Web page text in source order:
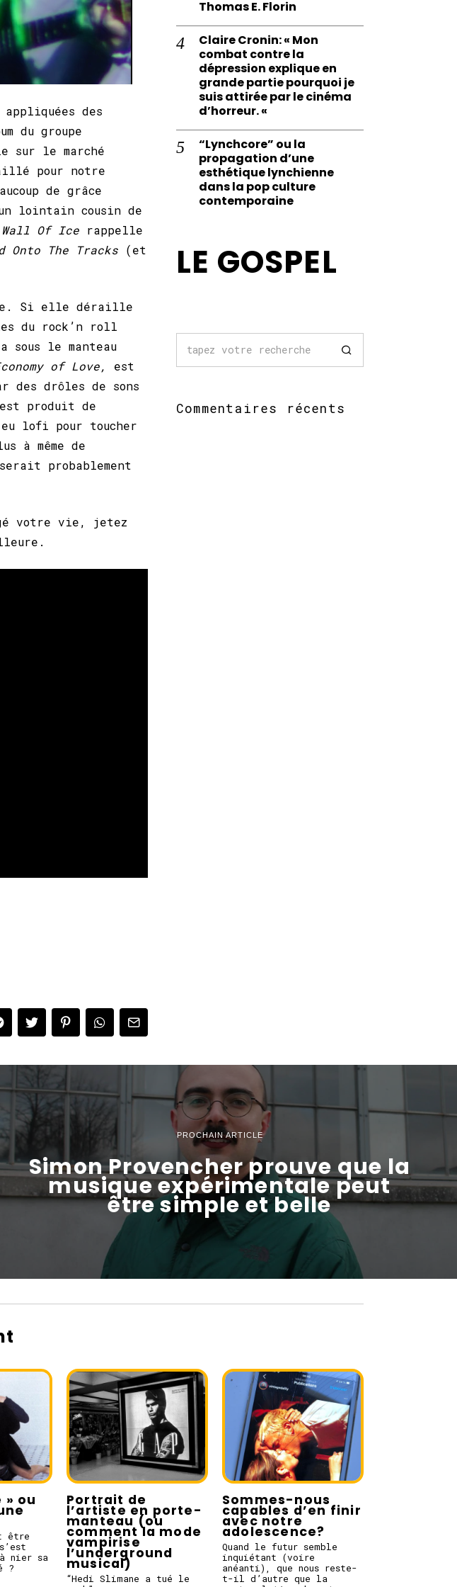
des
du groupe
sur le marché
pour notre
de grâce
lointain cousin de
Wall Of Ice rappelle
Onto The Tracks (et
Si elle déraille
du rock’n roll
sous le manteau
of Love, est
des drôles de sons
produit de
lofi pour toucher
à même de
probablement
votre vie, jetez
Thomas E. Florin
Claire Cronin: « Mon
combat contre la
dépression explique en
grande partie pourquoi je
suis attirée par le cinéma
d’horreur. «
“Lynchcore” ou la
propagation d’une
esthétique lynchienne
dans la pop culture
contemporaine
LE GOSPEL
Commentaires récents
PROCHAIN ARTICLE
Simon Provencher prouve que la
musique expérimentale peut
être simple et belle
» ou
être
nier sa
?
Portrait de
l’artiste en porte-
manteau (ou
comment la mode
vampirise
l’underground
musical)
“Hedi Slimane a tué le
Sommes-nous
capables d’en finir
avec notre
adolescence?
Quand le futur semble
inquiétant (voire
anéanti), que nous reste-
t-il d’autre que la